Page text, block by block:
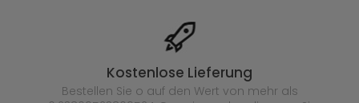
Kostenlose Lieferung
Bestellen Sie o auf den Wert von mehr als